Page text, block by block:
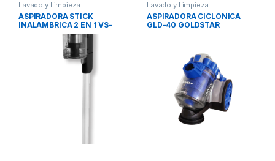
Lavado y Limpieza
ASPIRADORA STICK
INALAMBRICA 2 EN 1 VS-
U016WAR1 MIDEA
Lavado y Limpieza
ASPIRADORA CICLONICA
GLD-40 GOLDSTAR